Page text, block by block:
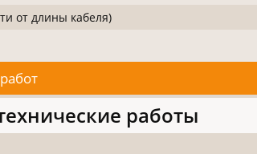
от длины кабеля)
работы